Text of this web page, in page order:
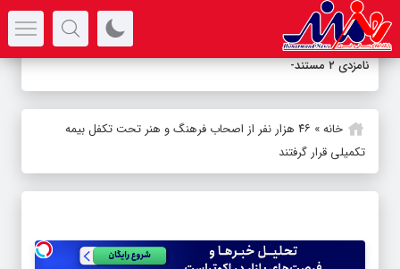
نامزدی ۲ مستند تلویزی _
خانه»
۴۶ هزار نفر از اصحاب فرهنگ و هنر تحت تکفل بیمه
تکمیلی قرار گرفتند